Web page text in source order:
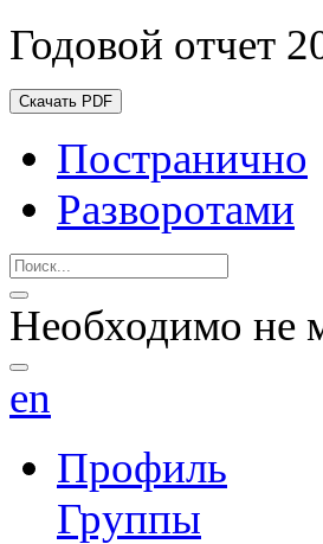
Годовой отчет
Скачать PDF
Постранично
Разворотами
Необходимо не
en
Профиль
Группы